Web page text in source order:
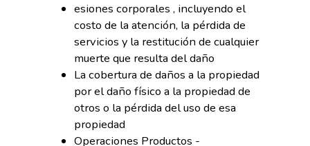
esiones corporales , incluyendo el
costo de la atención, la pérdida de
servicios y la restitución de cualquier
muerte que resulta del daño
La cobertura de daños a la propiedad
por el daño físico a la propiedad de
otros o la pérdida del uso de esa
propiedad
Operaciones Productos -